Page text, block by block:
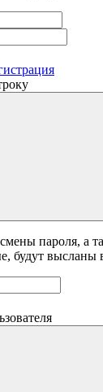
пароля, а
будут высланы